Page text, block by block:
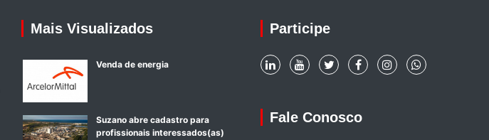
Mais Visualizados
Venda de energia
Suzano abre cadastro para
profissionais interessados(as)
Participe
Fale Conosco